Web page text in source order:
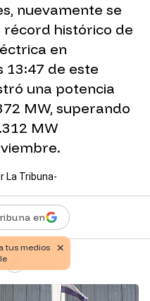
nuevamente se
récord histórico de
en
13:47 de este
una potencia
MW, superando
MW
La Tribuna-
en
Copy link